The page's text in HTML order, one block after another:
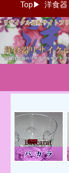
Top▶ 洋食器
ブラン
通販